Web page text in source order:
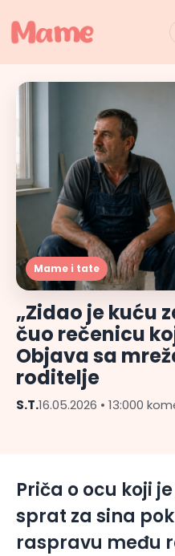
to
content
Mame i tate
„Zidao je kuću
čuo rečenicu
Objava sa
roditelje
S.T.16.05.2026 • 13:000
Priča o ocu koji
sprat za sina
raspravu među